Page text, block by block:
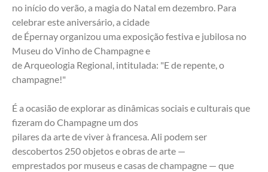
no início do verão, a magia do Natal em dezembro. Para
celebrar este aniversário, a cidade
de Épernay organizou uma exposição festiva e jubilosa no
Museu do Vinho de Champagne e
de Arqueologia Regional, intitulada: "E de repente, o
champagne!"
É a ocasião de explorar as dinâmicas sociais e culturais que
fizeram do Champagne um dos
pilares da arte de viver à francesa. Ali podem ser
descobertos 250 objetos e obras de arte —
emprestados por museus e casas de champagne — que